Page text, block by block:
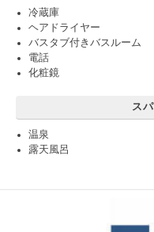
冷蔵庫
ヘアドライヤー
バスタブ付きバスルーム
電話
化粧鏡
ス
温泉
露天風呂